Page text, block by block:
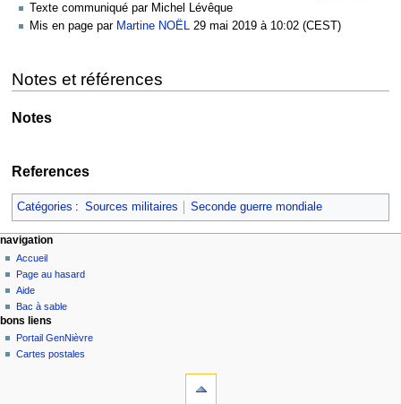
Texte communiqué par Michel Lévêque
Mis en page par Martine NOËL 29 mai 2019 à 10:02 (CEST)
Notes et références
Notes
References
Catégories : Sources militaires Seconde guerre mondiale
navigation
Accueil
Page au hasard
Aide
Bac à sable
bons liens
Portail GenNièvre
Cartes postales